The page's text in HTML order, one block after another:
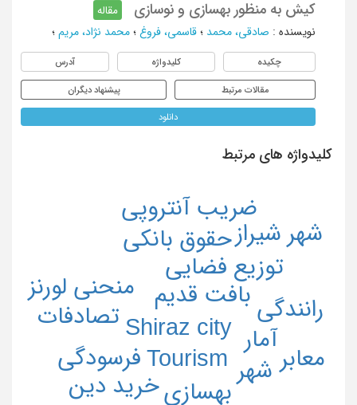
کیش به منظور بهسازی و نوسازی
مقاله
نویسنده : صادقی، محمد ؛ قاسمی، فروغ ؛ محمد نژاد، مریم ؛
چکیده کلیدواژه آدرس
مقالات مرتبط پیشنهاد دیگران
دانلود
کلیدواژه های مرتبط
Shiraz city
Tourism
بافت قدیم
بهسازی
توزیع فضایی
حقوق بانکی
خرید دین
ضریب آنتروپی
فرسودگی
منحنی لورنز
آمار
تصادفات رانندگی
شهر
شهر شیراز
معابر